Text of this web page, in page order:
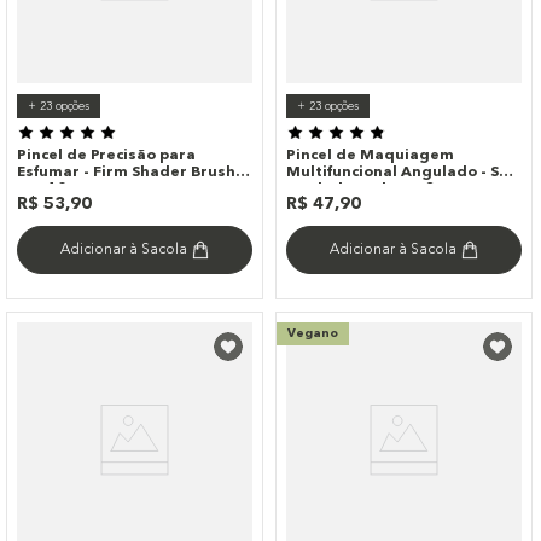
+ 23opções
Pincel de Precisão para
Esfumar - Firm Shader Brush
R$ 53,90
Adicionar à Sacola
+ 23opções
Pincel de Maquiagem
Multifuncional Angulado - Soft
R$ 47,90
Adicionar à Sacola
Vegano